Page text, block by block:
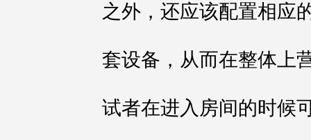
之外，还应该配置相应
套设备，从而在整体上
试者在进入房间的时候